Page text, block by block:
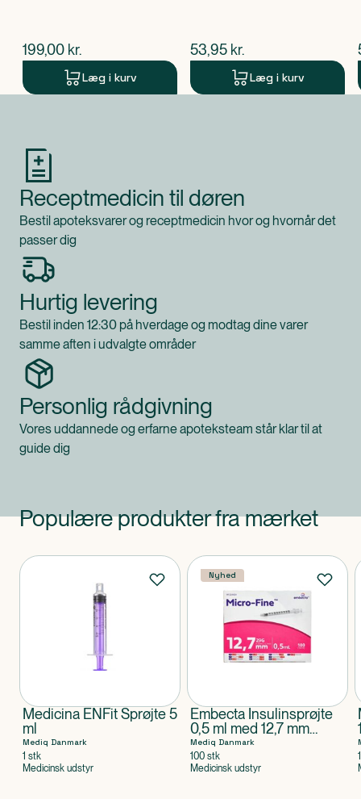
$nuværende pris
199,00 kr.
Læg i kurv
$nuværende pris
53,95 kr.
Læg i kurv
Receptmedicin til døren
Bestil apoteksvarer og receptmedicin hvor og hvornår det
passer dig
Hurtig levering
Bestil inden 12:30 på hverdage og modtag dine varer
samme aften i udvalgte områder
Personlig rådgivning
Vores uddannede og erfarne apoteksteam står klar til at
guide dig
Populære produkter fra mærket
Produkter
Medicina ENFit Sprøjte 5
ml
Mediq Danmark
1 stk
Medicinsk udstyr
Nyhed
Embecta Insulinsprøjte
0,5 ml med 12,7 mm
Kanyle
Mediq Danmark
100 stk
Medicinsk udstyr